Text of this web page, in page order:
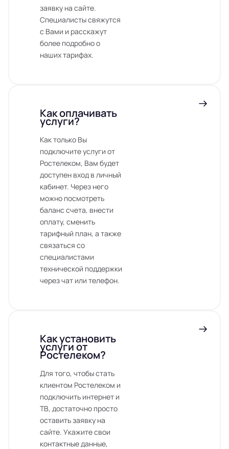
заявку на сайте.
Специалисты свяжутся
с Вами и расскажут
более подробно о
наших тарифах.
Как оплачивать
услуги?
Как только Вы
подключите услуги от
Ростелеком, Вам будет
доступен вход в личный
кабинет. Через него
можно посмотреть
баланс счета, внести
оплату, сменить
тарифный план, а также
связаться со
специалистами
технической поддержки
через чат или телефон.
Как установить
услуги от
Ростелеком?
Для того, чтобы стать
клиентом Ростелеком и
подключить интернет и
ТВ, достаточно просто
оставить заявку на
сайте. Укажите свои
контактные данные,